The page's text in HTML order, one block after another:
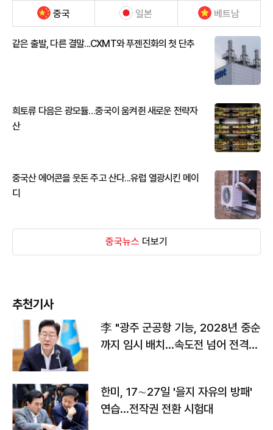
중국 일본 베트남
같은 출발, 다른 결말...CXMT와 푸젠진화의 첫 단추
희토류 다음은 광모듈…중국이 움켜쥔 새로운 전략자
산
중국산 에어콘을 웃돈 주고 산다...유럽 열광시킨 메이
디
중국뉴스 더보기
추천기사
李 "광주 군공항 기능, 2028년 중순
까지 임시 배치…속도전 넘어 전격
한미, 17∼27일 '을지 자유의 방패'
연습…전작권 전환 시험대